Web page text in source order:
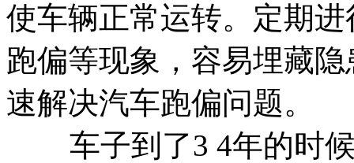
使车辆正常运转。定期
跑偏等现象，容易埋藏
速解决汽车跑偏问题。
车子到了3 4年的时